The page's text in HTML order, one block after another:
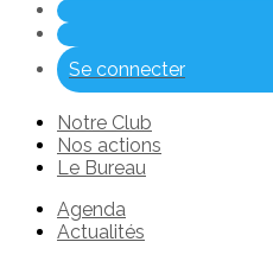
Se connecter
Notre Club
Nos actions
Le Bureau
Agenda
Actualités